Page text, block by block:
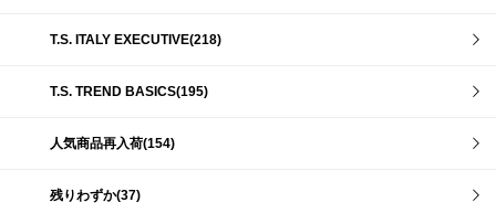
T.S. ITALY EXECUTIVE(218)
T.S. TREND BASICS(195)
人気商品再入荷(154)
残りわずか(37)